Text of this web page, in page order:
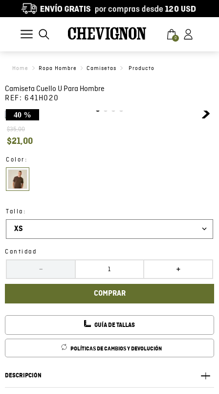
0
Ropa Hombre Camisetas
Camiseta Cuello U Para Hombre
REF: 641H020
40 %
$35,00
$21,00
Color :
Talla :
XS
Cantidad
＋
－
COMPRAR
GUÍA DE TALLAS
POLÍTICAS DE CAMBIOS Y DEVOLUCIÓN
DESCRIPCIÓN